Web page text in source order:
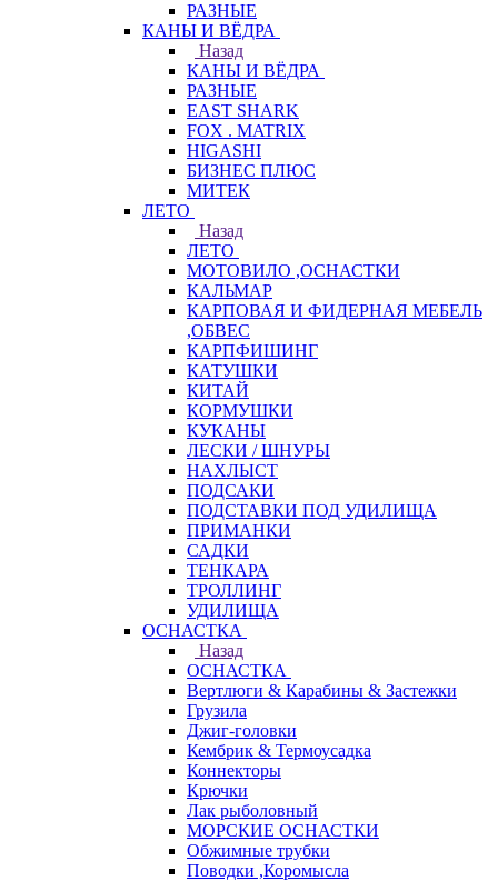
РАЗНЫЕ
КАНЫ И ВЁДРА
Назад
КАНЫ И ВЁДРА
РАЗНЫЕ
EAST SHARK
FOX . MATRIX
HIGASHI
БИЗНЕС ПЛЮС
МИТЕК
ЛЕТО
Назад
ЛЕТО
МОТОВИЛО ,ОСНАСТКИ
КАЛЬМАР
КАРПОВАЯ И ФИДЕРНАЯ МЕБЕЛЬ
,ОБВЕС
КАРПФИШИНГ
КАТУШКИ
КИТАЙ
КОРМУШКИ
КУКАНЫ
ЛЕСКИ / ШНУРЫ
НАХЛЫСТ
ПОДСАКИ
ПОДСТАВКИ ПОД УДИЛИЩА
ПРИМАНКИ
САДКИ
ТЕНКАРА
ТРОЛЛИНГ
УДИЛИЩА
ОСНАСТКА
Назад
ОСНАСТКА
Вертлюги & Карабины & Застежки
Грузила
Джиг-головки
Кембрик & Термоусадка
Коннекторы
Крючки
Лак рыболовный
МОРСКИЕ ОСНАСТКИ
Обжимные трубки
Поводки ,Коромысла